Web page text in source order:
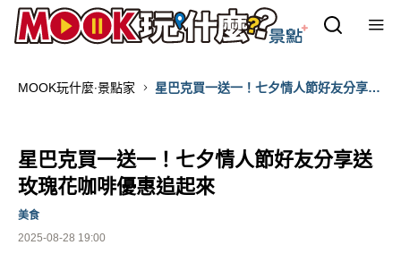
MOOK玩什麼‧景點家
星巴克買一送一！七夕情人節好友分享送
星巴克買一送一！七夕情人節好友分享送
玫瑰花咖啡優惠追起來
2025-08-28 19:00
美食